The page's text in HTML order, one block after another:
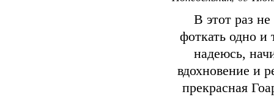
В этот раз
фоткать одно и
надеюсь,
вдохновение и
прекрасная